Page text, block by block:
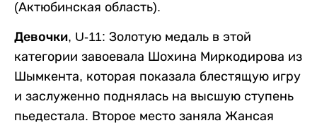
(Актюбинская область).
Девочки, U-11: Золотую медаль в этой
категории завоевала Шохина Миркодирова из
Шымкента, которая показала блестящую игру
и заслуженно поднялась на высшую ступень
пьедестала. Второе место заняла Жансая